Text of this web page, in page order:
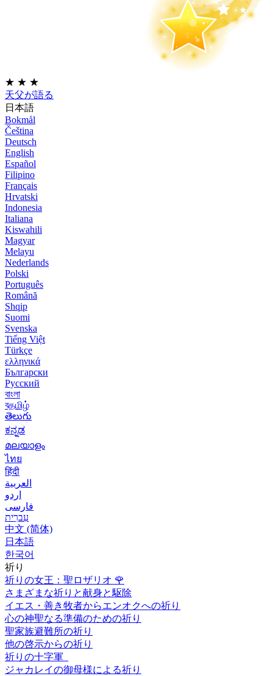
★ ★ ★
天父が語る
日本語
Bokmål
Čeština
Deutsch
English
Español
Filipino
Français
Hrvatski
Indonesia
Italiana
Kiswahili
Magyar
Melayu
Nederlands
Polski
Português
Română
Shqip
Suomi
Svenska
Tiếng Việt
Türkçe
ελληνικά
Български
Русский
বাংলা
বதமிழ்
తెలుగు
ಕನ್ನಡ
മലയാളം
ไทย
हिंदी
العربية
اردو
فارسی
עִברִית
中文 (简体)
日本語
한국어
祈り
祈りの女王：聖ロザリオ 🌹
さまざまな祈りと献身と駆除
イエス・善き牧者からエンオクへの祈り
心の神聖なる準備のための祈り
聖家族避難所の祈り
他の啓示からの祈り
祈りの十字軍
ジャカレイの御母様による祈り